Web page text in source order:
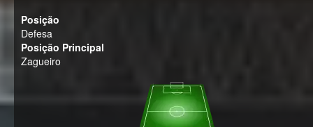
Posição
Defesa
Posição Principal
Zagueiro